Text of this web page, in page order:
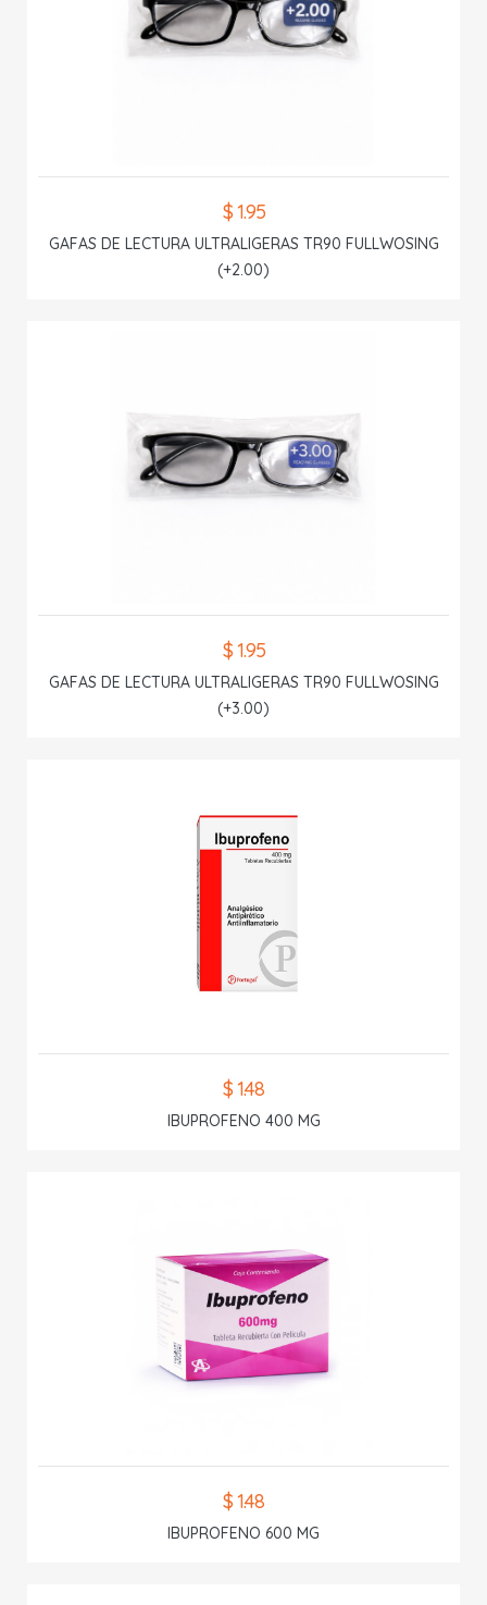
$ 1.95
GAFAS DE LECTURA ULTRALIGERAS TR90 FULLWOSING
(+2.00)
$ 1.95
GAFAS DE LECTURA ULTRALIGERAS TR90 FULLWOSING
(+3.00)
$ 1.48
IBUPROFENO 400 MG
$ 1.48
IBUPROFENO 600 MG